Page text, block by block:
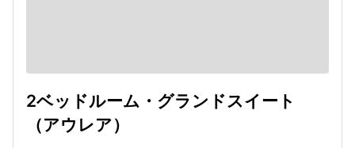
2ベッドルーム・グランドスイート
（アウレア）